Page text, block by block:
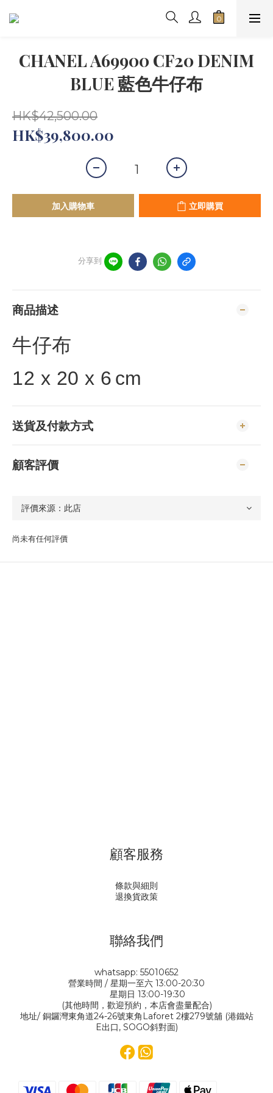
CHANEL A69900 CF20 DENIM
BLUE 藍色牛仔布
HK$42,500.00
HK$39,800.00
加入購物車 立即購買
分享到
商品描述
牛仔布
12 x 20 x 6 cm
送貨及付款方式
顧客評價
尚未有任何評價
顧客服務
條款與細則
退換貨政策
聯絡我們
whatsapp: 55010652
營業時間 / 星期一至六 13:00-20:30
星期日 13:00-19:30
(其他時間，歡迎預約，本店會盡量配合)
地址/ 銅鑼灣東角道24-26號東角Laforet 2樓279號舖 (港鐵站
E出口, SOGO斜對面)